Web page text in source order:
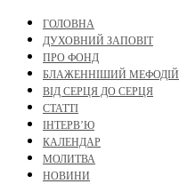
ГОЛОВНА
ДУХОВНИЙ ЗАПОВІТ
ПРО ФОНД
БЛАЖЕННІШИЙ МЕФОДІЙ
ВІД СЕРЦЯ ДО СЕРЦЯ
СТАТТІ
ІНТЕРВ’Ю
КАЛЕНДАР
МОЛИТВА
НОВИНИ